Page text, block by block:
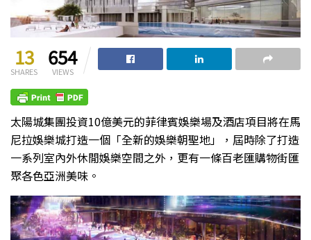
13
SHARES
654
VIEWS
太陽城集團投資10億美元的菲律賓娛樂場及酒店項目將在馬
尼拉娛樂城打造一個「全新的娛樂朝聖地」，屆時除了打造
一系列室內外休閒娛樂空間之外，更有一條百老匯購物街匯
聚各色亞洲美味。